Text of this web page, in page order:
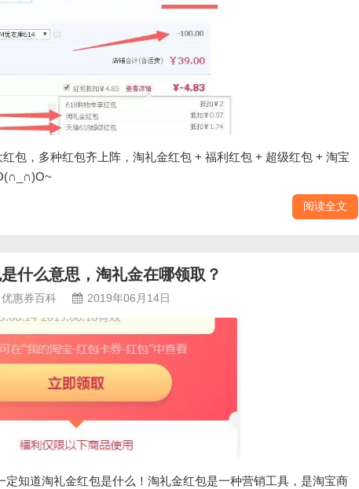
包，多种红包齐上阵，淘礼金红包 + 福利红包 + 超级红包 + 淘宝
阅读全文
什么意思，淘礼金在哪领取？
优惠券百科 2019年06月14日
知道淘礼金红包是什么！淘礼金红包是一种营销工具，是淘宝商